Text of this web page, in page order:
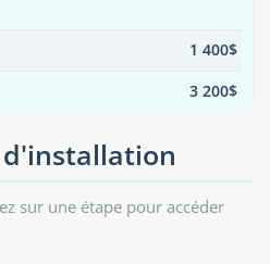
1 400$
3 200$
sur une étape pour accéder